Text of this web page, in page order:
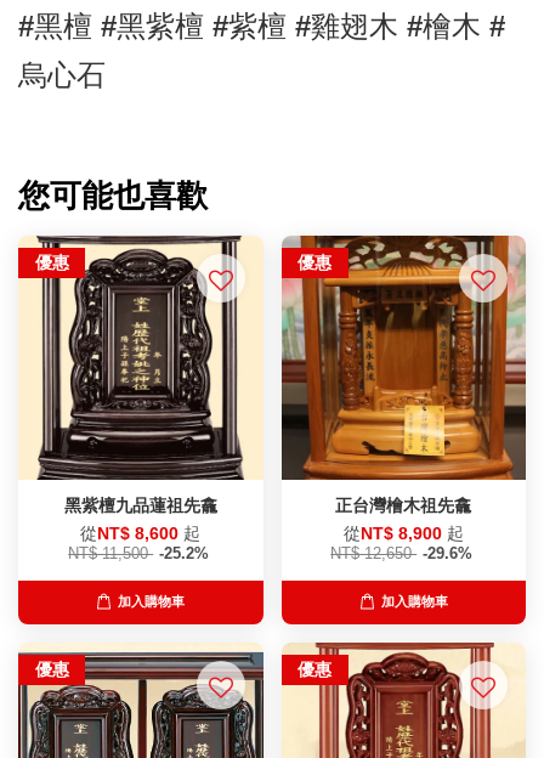
#黑檀 #黑紫檀 #紫檀 #雞翅木 #檜木 #
烏心石
您可能也喜歡
優惠
黑紫檀九品蓮祖先龕
從NT$ 8,600 起
NT$ 11,500 -25.2%
加入購物車
優惠
正台灣檜木祖先龕
從NT$ 8,900 起
NT$ 12,650 -29.6%
加入購物車
優惠 優惠